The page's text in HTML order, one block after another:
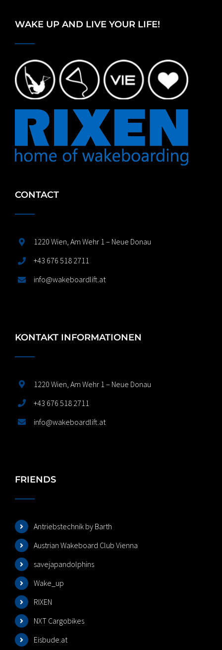
WAKE UP AND LIVE YOUR LIFE!
CONTACT
1220 Wien, Am Wehr 1 – Neue Donau
+43 676 518 2711
info@wakeboardlift.at
KONTAKT INFORMATIONEN
1220 Wien, Am Wehr 1 – Neue Donau
+43 676 518 2711
info@wakeboardlift.at
FRIENDS
Antriebstechnik by Barth
Austrian Wakeboard Club Vienna
savejapandolphins
Wake_up
RIXEN
NXT Cargobikes
Eisbude.at